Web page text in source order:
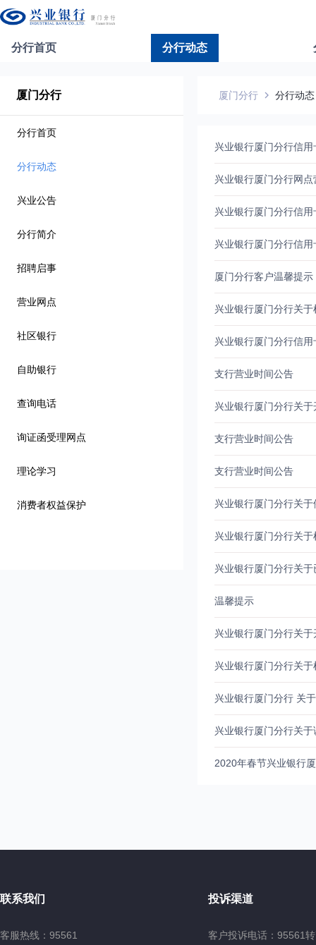
分行首页 分行动态
厦门分行
分行首页
分行动态
兴业公告
分行简介
招聘启事
营业网点
社区银行
自助银行
查询电话
询证函受理网点
理论学习
消费者权益保护
厦门分行 分行动态
兴业银行厦门分行信
兴业银行厦门分行网
兴业银行厦门分行信
兴业银行厦门分行信
厦门分行客户温馨提示
兴业银行厦门分行关
兴业银行厦门分行信
支行营业时间公告
兴业银行厦门分行关
支行营业时间公告
支行营业时间公告
兴业银行厦门分行关
兴业银行厦门分行关
兴业银行厦门分行关
温馨提示
兴业银行厦门分行关
兴业银行厦门分行关
兴业银行厦门分行 关
兴业银行厦门分行关
2020年春节兴业银行
联系我们
客服热线：95561
投诉渠道
客户投诉电话：95561